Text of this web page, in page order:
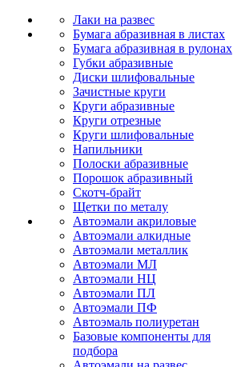
Лаки на развес
Бумага абразивная в листах
Бумага абразивная в рулонах
Губки абразивные
Диски шлифовальные
Зачистные круги
Круги абразивные
Круги отрезные
Круги шлифовальные
Напильники
Полоски абразивные
Порошок абразивный
Скотч-брайт
Щетки по металу
Автоэмали акриловые
Автоэмали алкидные
Автоэмали металлик
Автоэмали МЛ
Автоэмали НЦ
Автоэмали ПЛ
Автоэмали ПФ
Автоэмаль полиуретан
Базовые компоненты для
подбора